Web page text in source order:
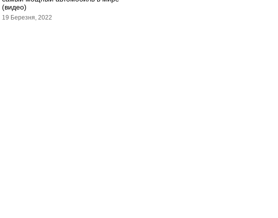
(видео)
19 Березня, 2022